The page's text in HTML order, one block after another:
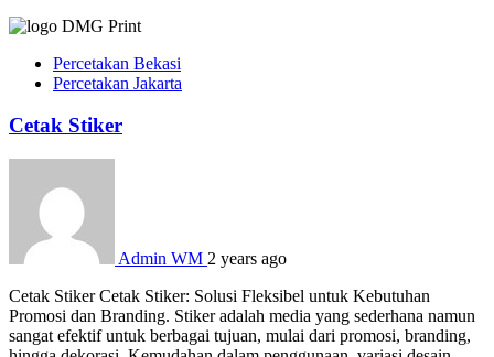
Percetakan Bekasi
Percetakan Jakarta
Cetak Stiker
Admin WM 2 years ago
Cetak Stiker Cetak Stiker: Solusi Fleksibel untuk Kebutuhan
Promosi dan Branding. Stiker adalah media yang sederhana namun
sangat efektif untuk berbagai tujuan, mulai dari promosi, branding,